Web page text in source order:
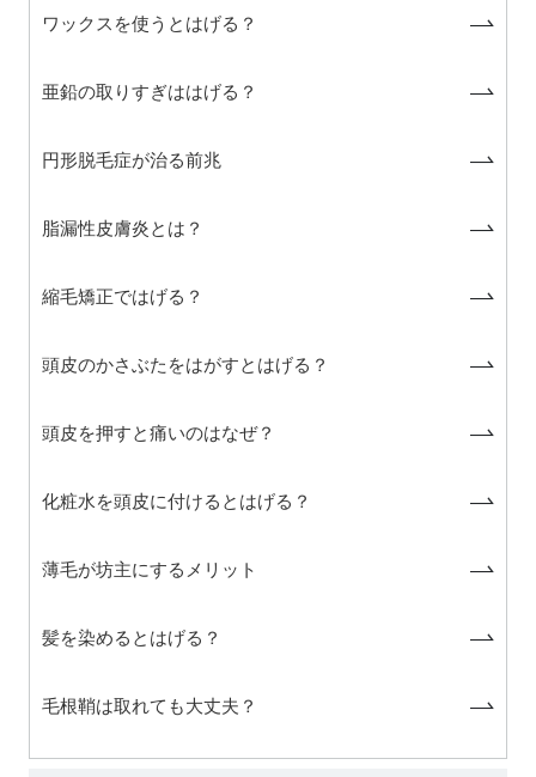
ワックスを使うとはげる？
亜鉛の取りすぎははげる？
円形脱毛症が治る前兆
脂漏性皮膚炎とは？
縮毛矯正ではげる？
頭皮のかさぶたをはがすとはげる？
頭皮を押すと痛いのはなぜ？
化粧水を頭皮に付けるとはげる？
薄毛が坊主にするメリット
髪を染めるとはげる？
毛根鞘は取れても大丈夫？